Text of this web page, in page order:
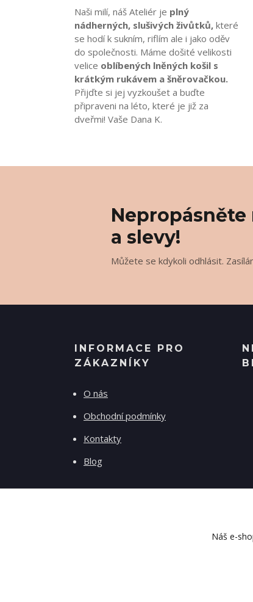
Naši milí, náš Ateliér je plný
nádherných, slušivých živůtků, které
se hodí k sukním, riflím ale i jako oděv
do společnosti. Máme došité velikosti
velice oblíbených lněných košil s
krátkým rukávem a šněrovačkou.
Přijďte si jej vyzkoušet a buďte
připraveni na léto, které je již za
dveřmi! Vaše Dana K.
a slevy!
Můžete se kdykoli odhlásit.
INFORMACE PRO
ZÁKAZNÍKY
O nás
Obchodní podmínky
Kontakty
Blog
Náš e-